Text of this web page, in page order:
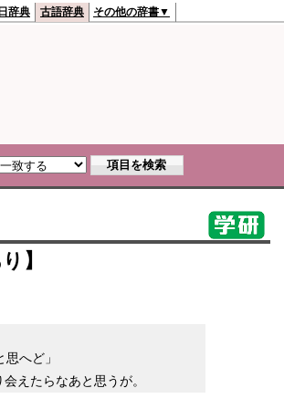
辞典 古語辞典 その他の辞書▼
】
へど」
えたらなあと思うが。